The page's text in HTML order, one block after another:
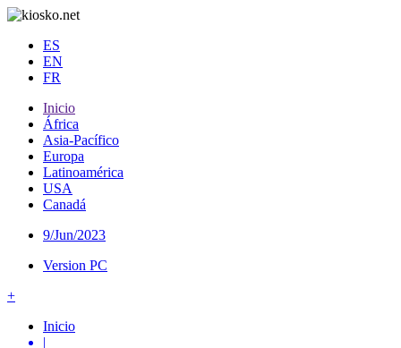
ES
EN
FR
Inicio
África
Asia-Pacífico
Europa
Latinoamérica
USA
Canadá
9/Jun/2023
Version PC
+
Inicio
|